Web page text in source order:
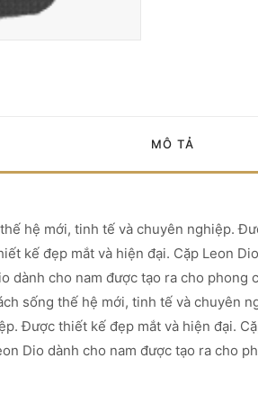
MÔ TẢ
hệ mới, tinh tế và chuyên nghiệp.
kế đẹp mắt và hiện đại. Cặp Leon
dành cho nam được tạo ra cho
sống thế hệ mới, tinh tế và chuyên
Được thiết kế đẹp mắt và hiện đại.
Dio dành cho nam được tạo ra cho